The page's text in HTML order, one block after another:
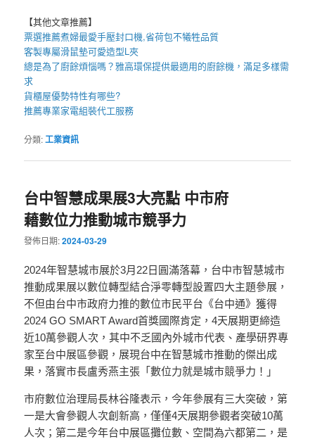
【其他文章推薦】
票選推薦煮婦最愛手壓封口機,省荷包不犧牲品質
客製專屬滑鼠墊可愛造型L夾
總是為了廚餘煩惱嗎？雅高環保提供最適用的廚餘機 ，滿足多樣需
求
貨櫃屋優勢特性有哪些?
推薦專業家電組裝代工服務
分類:工業資訊
台中智慧成果展3大亮點 中市府
藉數位力推動城市競爭力
發佈日期:2024-03-29
2024年智慧城市展於3月22日圓滿落幕，台中市智慧城市
推動成果展以數位轉型結合淨零轉型設置四大主題參展，
不但由台中市政府力推的數位市民平台《台中通》獲得
2024 GO SMART Award首獎國際肯定，4天展期更締造
近10萬參觀人次，其中不乏國內外城市代表、產學研界專
家至台中展區參觀，展現台中在智慧城市推動的傑出成
果，落實市長盧秀燕主張「數位力就是城市競爭力！」
市府數位治理局長林谷隆表示，今年參展有三大突破，第
一是大會參觀人次創新高，僅僅4天展期參觀者突破10萬
人次；第二是今年台中展區攤位數、空間為六都第二，是